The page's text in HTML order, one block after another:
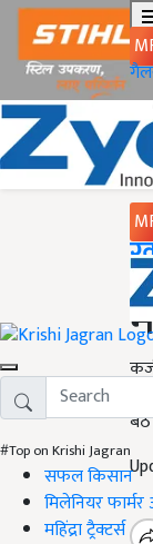
#Top on Krishi Jagran
सफल किसान
मिलेनियर
महिंद्रा ट्रैक्टर्स
बैठे